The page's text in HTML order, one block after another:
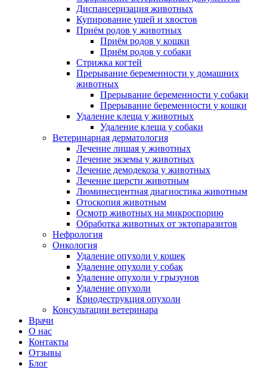
Диспансеризация животных
Купирование ушей и хвостов
Приём родов у животных
Приём родов у кошки
Приём родов у собаки
Стрижка когтей
Прерывание беременности у домашних
животных
Прерывание беременности у собаки
Прерывание беременности у кошки
Удаление клеща у животных
Удаление клеща у собаки
Ветеринарная дерматология
Лечение лишая у животных
Лечение экземы у животных
Лечение демодекоза у животных
Лечение шерсти животным
Люминесцентная диагностика животным
Отоскопия животным
Осмотр животных на микроспорию
Обработка животных от эктопаразитов
Нефрология
Онкология
Удаление опухоли у кошек
Удаление опухоли у собак
Удаление опухоли у грызунов
Удаление опухоли
Криодеструкция опухоли
Консультации ветеринара
Врачи
О нас
Контакты
Отзывы
Блог